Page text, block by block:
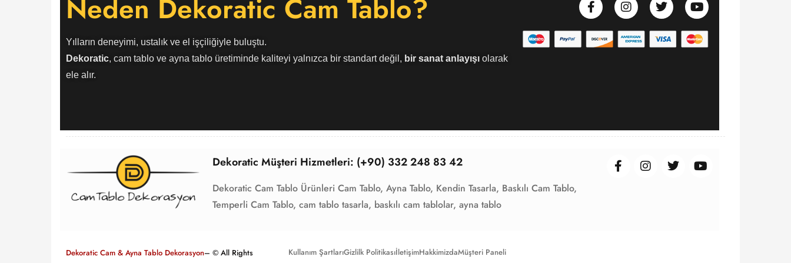
Neden Dekoratic Cam Tablo?
Yılların deneyimi, ustalık ve el işçiliğiyle buluştu.
Dekoratic, cam tablo ve ayna tablo üretiminde kaliteyi yalnızca bir standart değil, bir sanat anlayışı olarak
ele alır.
Dekoratic Müşteri Hizmetleri: (+90) 332 248 83 42
Dekoratic Cam Tablo Ürünleri Cam Tablo, Ayna Tablo, Kendin Tasarla, Baskılı Cam Tablo,
Temperli Cam Tablo, cam tablo tasarla, baskılı cam tablolar, ayna tablo
Dekoratic Cam & Ayna Tablo Dekorasyon– © All Rights Kullanım ŞartlarıGizlilk PolitikasıİletişimHakkimizdaMüşteri Paneli